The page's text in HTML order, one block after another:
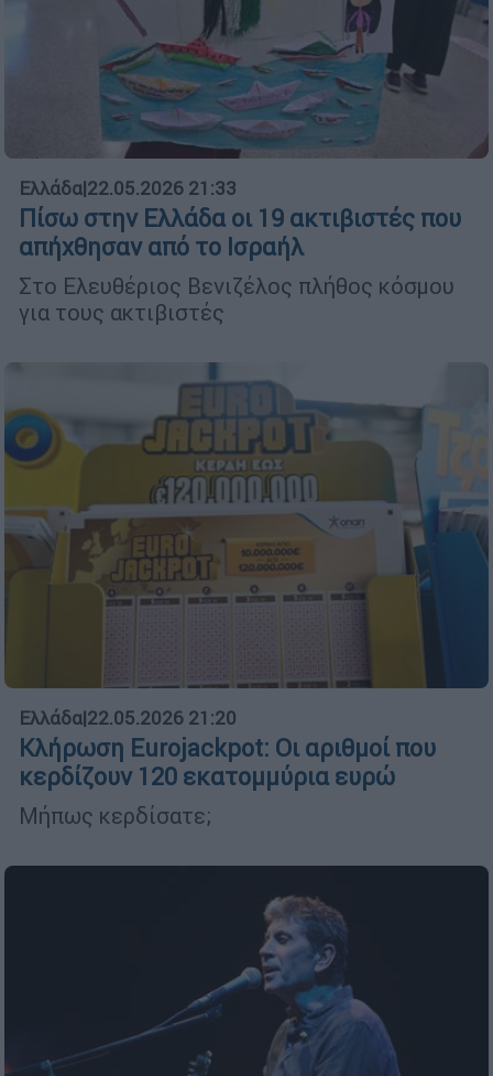
Ελλάδα|22.05.2026 21:33
Πίσω στην Ελλάδα οι 19 ακτιβιστές που
απήχθησαν από το Ισραήλ
Στο Ελευθέριος Βενιζέλος πλήθος κόσμου
για τους ακτιβιστές
Ελλάδα|22.05.2026 21:20
Κλήρωση Eurojackpot: Οι αριθμοί που
κερδίζουν 120 εκατομμύρια ευρώ
Μήπως κερδίσατε;